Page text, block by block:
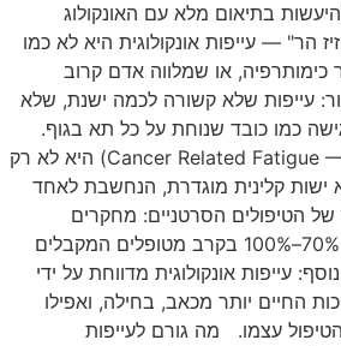
בתיאום מלא עם האונקולוג
הר" — עייפות אונקולוגית היא לא כמו
כימותרפיה, או שמלווה אדם קרוב
עייפות שלא קשורה לכמה ישנת, שלא
כמו כובד שנוחת על כל תא בגוף.
עייפות אונקולוגית (Cancer Related Fatigue — CRF) היא לא רק
קלינית מוגדרת, הנחשבת לאחד
של הטיפולים הסרטניים: מחקרים
מצביעים על שכיחות של 70%–100% בקרב מטופלים המקבלים
עייפות אונקולוגית מדווחת על ידי
החיים יותר מכאב, בחילה, ואפילו
עצמו. מה גורם לעייפות